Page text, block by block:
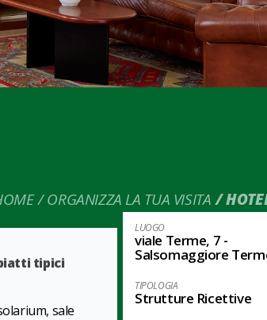
ORGANIZZA LA TUA VISITA
LUOGO
viale Terme, 7 -
Salsomaggiore
TIPOLOGIA
Strutture Ricettive
tipici
sale